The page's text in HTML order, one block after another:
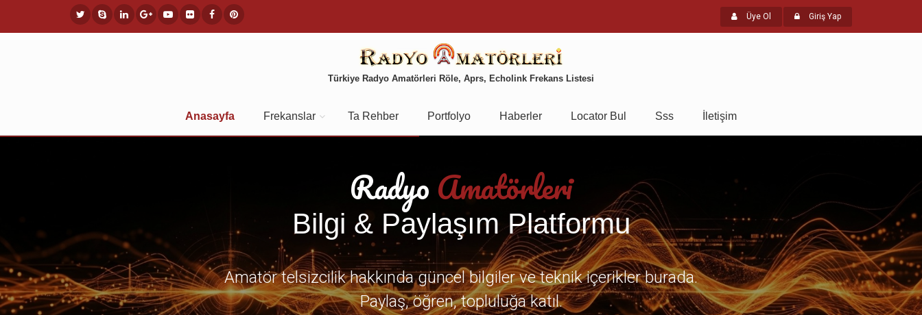
Üye Ol Giriş Yap
Türkiye Radyo Amatörleri Röle, Aprs, Echolink Frekans Listesi
Anasayfa Frekanslar Ta Rehber Portfolyo Haberler Locator Bul Sss İletişim
RadyoAmatörleri
Bilgi & Paylaşım Platformu
Amatör telsizcilik hakkında güncel bilgiler ve teknik içerikler burada.
Paylaş, öğren, topluluğa katıl.